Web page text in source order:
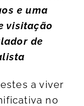
e uma
visitação
de
a viver
no